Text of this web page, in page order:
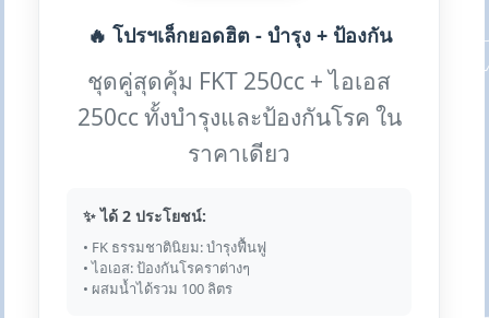
🔥 โปรฯเล็กยอดฮิต - บำรุง + ป้องกัน
ชุดคู่สุดคุ้ม FKT 250cc + ไอเอส
250cc ทั้งบำรุงและป้องกันโรค ใน
ราคาเดียว
✨ ได้ 2 ประโยชน์:
• FK ธรรมชาตินิยม: บำรุงฟื้นฟู
• ไอเอส: ป้องกันโรคราต่างๆ
• ผสมน้ำได้รวม 100 ลิตร